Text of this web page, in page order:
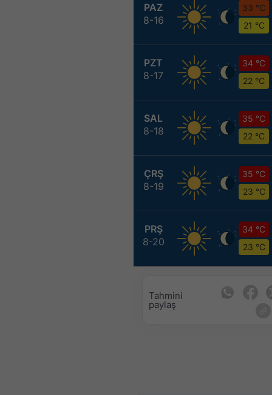
PAZ
8-16
33 °C
21 °C
PZT
8-17
34 °C
22 °C
SAL
8-18
35 °C
22 °C
ÇRŞ
8-19
35 °C
23 °C
PRŞ
8-20
34 °C
23 °C
Tahmini
paylaş